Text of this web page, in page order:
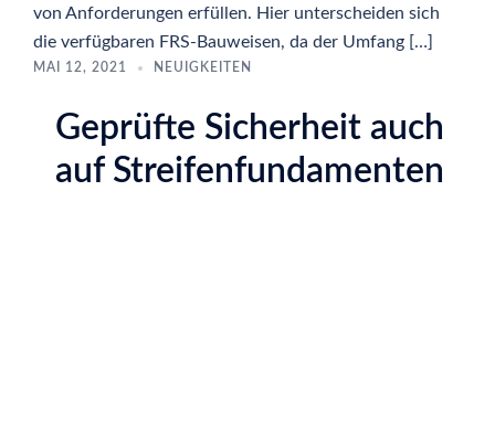
von Anforderungen erfüllen. Hier unterscheiden sich
die verfügbaren FRS-Bauweisen, da der Umfang […]
MAI 12, 2021 NEUIGKEITEN
Geprüfte Sicherheit auch
auf Streifenfundamenten